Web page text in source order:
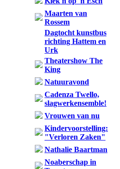
Maarten van
Rossem
Dagtocht kunstbus
richting Hattem en
Urk
Theatershow The
King
Natuuravond
Cadenza Twello,
slagwerkensemble!
Vrouwen van nu
Kindervoorstelling:
"Verloren Zaken"
Nathalie Baartman
Noaberschap in